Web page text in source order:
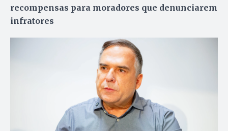
recompensas para moradores que denunciarem
infratores